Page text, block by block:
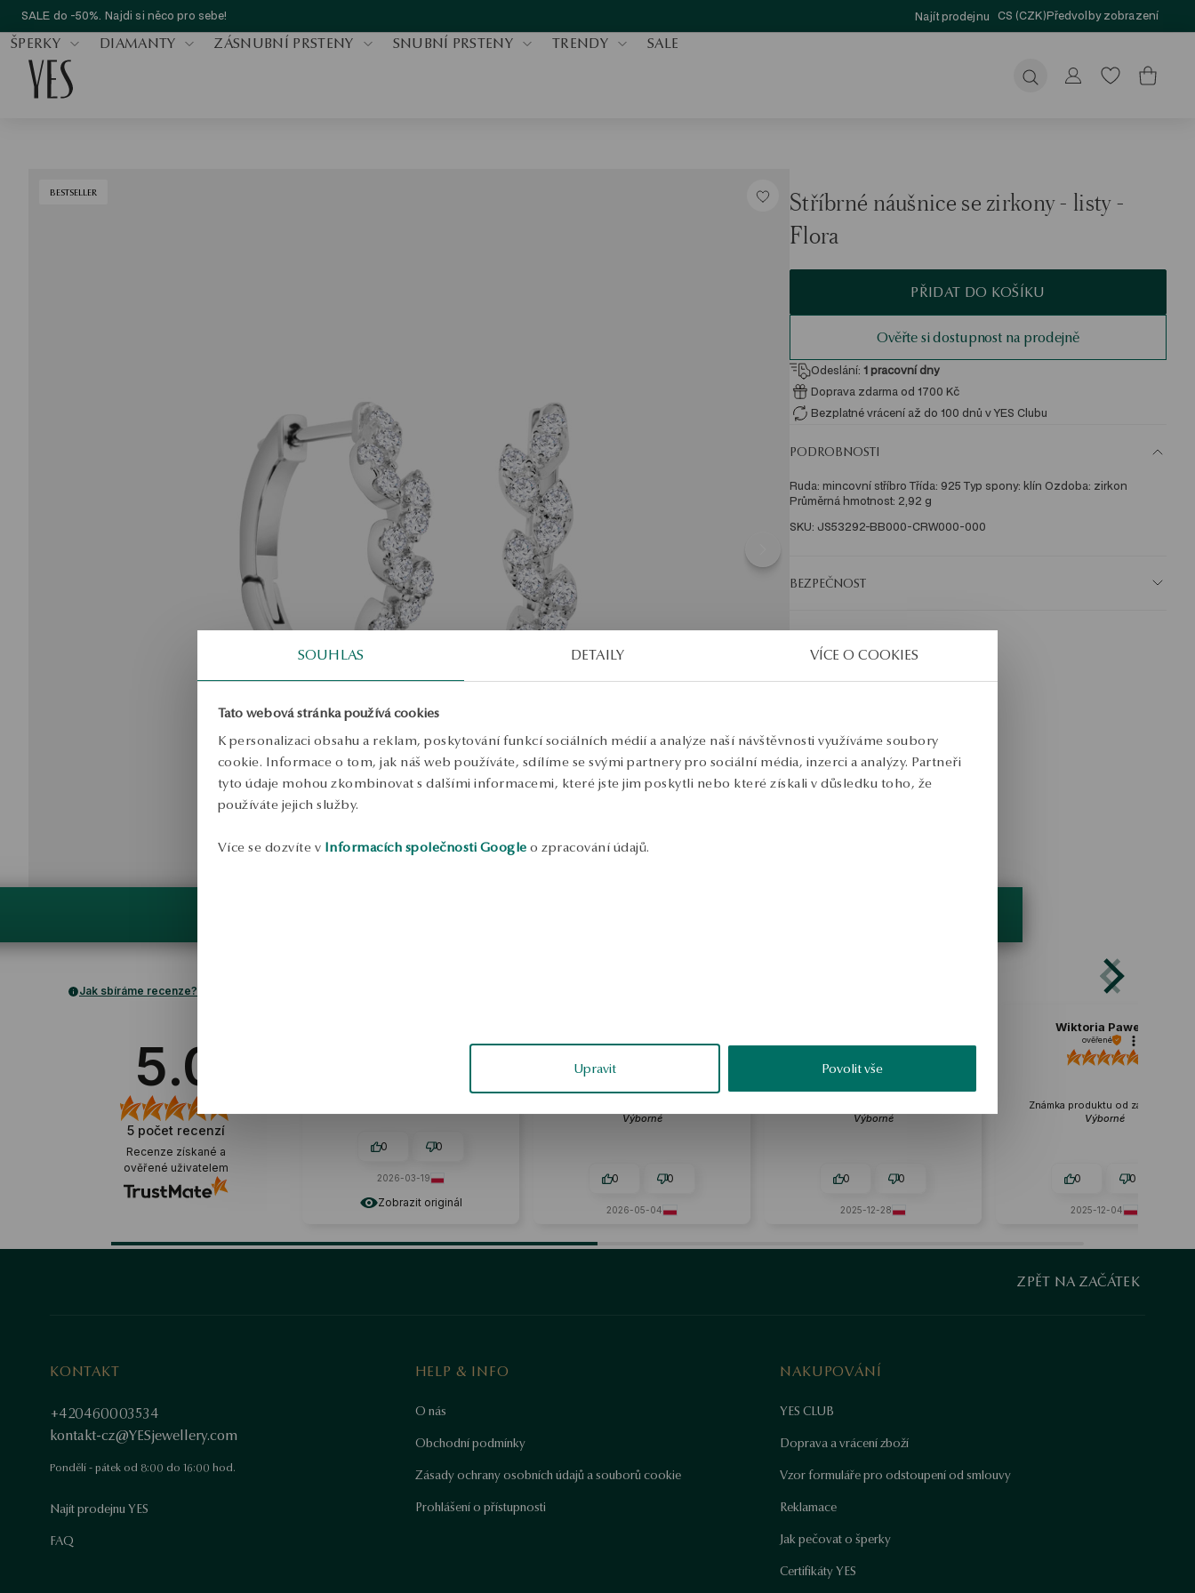
SOUHLAS DETAILY VÍCE O COOKIES
Tato webová stránka používá cookies
K personalizaci obsahu a reklam, poskytování funkcí sociálních médií a analýze naší návštěvnosti využíváme soubory
cookie. Informace o tom, jak náš web používáte, sdílíme se svými partnery pro sociální média, inzerci a analýzy. Partneři
tyto údaje mohou zkombinovat s dalšími informacemi, které jste jim poskytli nebo které získali v důsledku toho, že
používáte jejich služby.
Více se dozvíte v Informacích společnosti Google o zpracování údajů.
Upravit Povolit vše
SALE do -50%. Najdi si něco pro sebe! Najít prodejnu CS (CZK)Předvolby zobrazení
ŠPERKY DIAMANTY ZÁSNUBNÍ PRSTENY SNUBNÍ PRSTENY TRENDY SALE
Odeslat
BESTSELLER
Stříbrné náušnice se zirkony - listy -
Flora
PŘIDAT DO KOŠÍKU
Ověřte si dostupnost na prodejně
Odeslání: 1 pracovní dny
Doprava zdarma od 1700 Kč
Bezplatné vrácení až do 100 dnů v YES Clubu
PODROBNOSTI
Ruda: mincovní stříbro Třída: 925 Typ spony: klín Ozdoba: zirkon
Průměrná hmotnost: 2,92 g
SKU: JS53292-BB000-CRW000-000
BEZPEČNOST
Jak sbíráme recenze?
5.0
5 počet recenzí
Recenze získané a
ověřené uživatelem
Zobrazit originál
0
0
2026-05-04
0
Wiktoria Pawelic
Známka produktu od zákazníka:
0
ZPĚT NA ZAČÁTEK
KONTAKT
+420460003534
kontakt-cz@YESjewellery.com
Pondělí - pátek od 8:00 do 16:00 hod.
Najít prodejnu YES
FAQ
HELP & INFO
O nás
Obchodní podmínky
Zásady ochrany osobních údajů a souborů cookie
Prohlášení o přístupnosti
NAKUPOVÁNÍ
YES CLUB
Doprava a vrácení zboží
Vzor formuláře pro odstoupení od smlouvy
Reklamace
Jak pečovat o šperky
Certifikáty YES